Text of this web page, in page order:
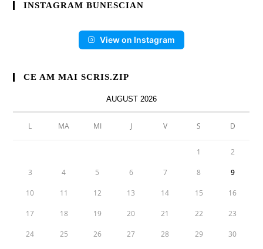
INSTAGRAM BUNESCIAN
View on Instagram
CE AM MAI SCRIS.ZIP
AUGUST 2026
L MA MI J V S D
1 2
3 4 5 6 7 8 9
10 11 12 13 14 15 16
17 18 19 20 21 22 23
24 25 26 27 28 29 30